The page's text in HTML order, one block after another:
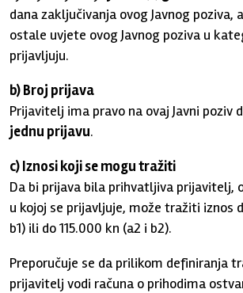
dana zaključivanja ovog Javnog poziva,
ostale uvjete ovog Javnog poziva u
prijavljuju.
b) Broj prijava
Prijavitelj ima pravo na ovaj Javni poziv
jednu prijavu.
c) Iznosi koji se mogu tražiti
Da bi prijava bila prihvatljiva prijavitelj,
u kojoj se prijavljuje, može tražiti iznos
b1) ili do 115.000 kn (a2 i b2).
Preporučuje se da prilikom definiranja
prijavitelj vodi računa o prihodima